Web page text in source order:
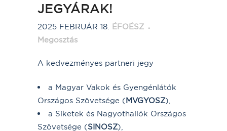
JEGYÁRAK!
2025 FEBRUÁR 18. ÉFOÉSZ
Megosztás
A kedvezményes partneri jegy
a Magyar Vakok és Gyengénlátók
Országos Szövetsége (MVGYOSZ),
a Siketek és Nagyothallók Országos
Szövetsége (SINOSZ),